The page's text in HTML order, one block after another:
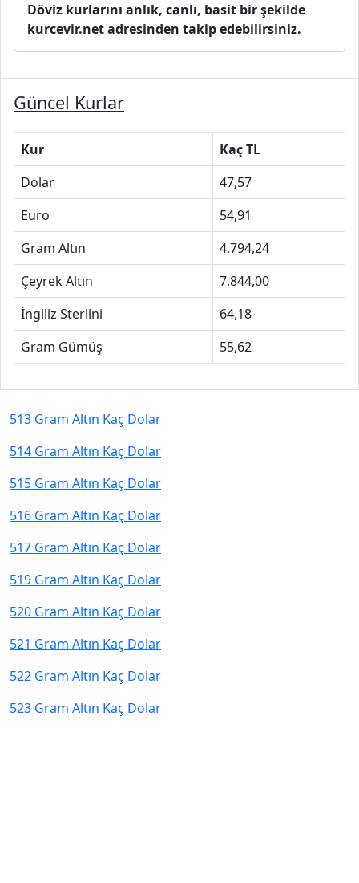
Döviz kurlarını anlık, canlı, basit bir şekilde
kurcevir.net adresinden takip edebilirsiniz.
Güncel Kurlar
Kur
Kaç TL
Dolar
47,57
Euro
54,91
Gram Altın
4.794,24
Çeyrek Altın
7.844,00
İngiliz Sterlini
64,18
Gram Gümüş
55,62
513 Gram Altın Kaç Dolar
514 Gram Altın Kaç Dolar
515 Gram Altın Kaç Dolar
516 Gram Altın Kaç Dolar
517 Gram Altın Kaç Dolar
519 Gram Altın Kaç Dolar
520 Gram Altın Kaç Dolar
521 Gram Altın Kaç Dolar
522 Gram Altın Kaç Dolar
523 Gram Altın Kaç Dolar